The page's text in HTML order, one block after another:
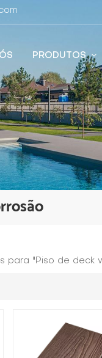
PRODUTOS
para "Piso de deck